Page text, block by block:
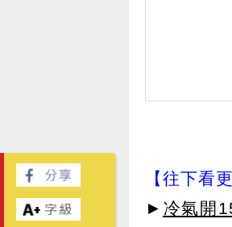
【往下看
► 冷氣開